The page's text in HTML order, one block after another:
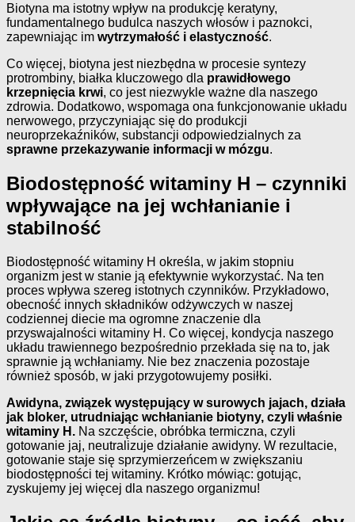
Biotyna ma istotny wpływ na produkcję keratyny,
fundamentalnego budulca naszych włosów i paznokci,
zapewniając im wytrzymałość i elastyczność.
Co więcej, biotyna jest niezbędna w procesie syntezy
protrombiny, białka kluczowego dla prawidłowego
krzepnięcia krwi, co jest niezwykle ważne dla naszego
zdrowia. Dodatkowo, wspomaga ona funkcjonowanie układu
nerwowego, przyczyniając się do produkcji
neuroprzekaźników, substancji odpowiedzialnych za
sprawne przekazywanie informacji w mózgu.
Biodostępność witaminy H – czynniki
wpływające na jej wchłanianie i
stabilność
Biodostępność witaminy H określa, w jakim stopniu
organizm jest w stanie ją efektywnie wykorzystać. Na ten
proces wpływa szereg istotnych czynników. Przykładowo,
obecność innych składników odżywczych w naszej
codziennej diecie ma ogromne znaczenie dla
przyswajalności witaminy H. Co więcej, kondycja naszego
układu trawiennego bezpośrednio przekłada się na to, jak
sprawnie ją wchłaniamy. Nie bez znaczenia pozostaje
również sposób, w jaki przygotowujemy posiłki.
Awidyna, związek występujący w surowych jajach, działa
jak bloker, utrudniając wchłanianie biotyny, czyli właśnie
witaminy H. Na szczęście, obróbka termiczna, czyli
gotowanie jaj, neutralizuje działanie awidyny. W rezultacie,
gotowanie staje się sprzymierzeńcem w zwiększaniu
biodostępności tej witaminy. Krótko mówiąc: gotując,
zyskujemy jej więcej dla naszego organizmu!